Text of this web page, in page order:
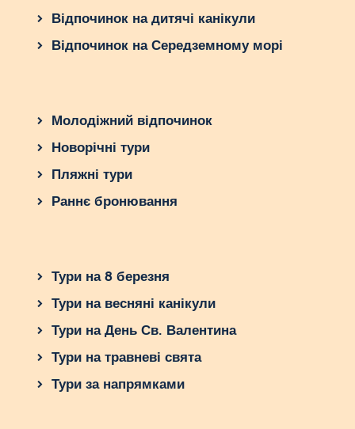
Відпочинок на дитячі канікули
Відпочинок на Середземному морі
Молодіжний відпочинок
Новорічні тури
Пляжні тури
Раннє бронювання
Тури на 8 березня
Тури на весняні канікули
Тури на День Св. Валентина
Тури на травневі свята
Тури за напрямками